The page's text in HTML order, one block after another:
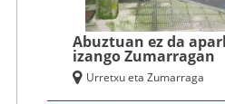
Abuztuan ez da
izango Zumarragan
Urretxu eta Zumarraga